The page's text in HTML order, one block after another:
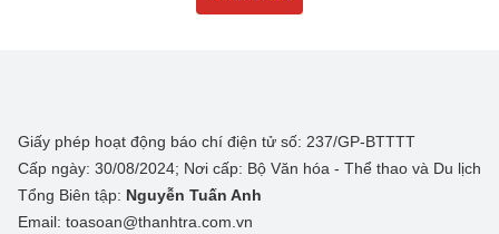
Giấy phép hoạt động báo chí điện tử số: 237/GP-BTTTT
Cấp ngày: 30/08/2024; Nơi cấp: Bộ Văn hóa - Thể thao và Du lịch
Tổng Biên tập: Nguyễn Tuấn Anh
Email: toasoan@thanhtra.com.vn